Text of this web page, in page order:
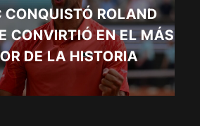
CONQUISTÓ ROLAND
CONVIRTIÓ EN EL MÁS
DE LA HISTORIA